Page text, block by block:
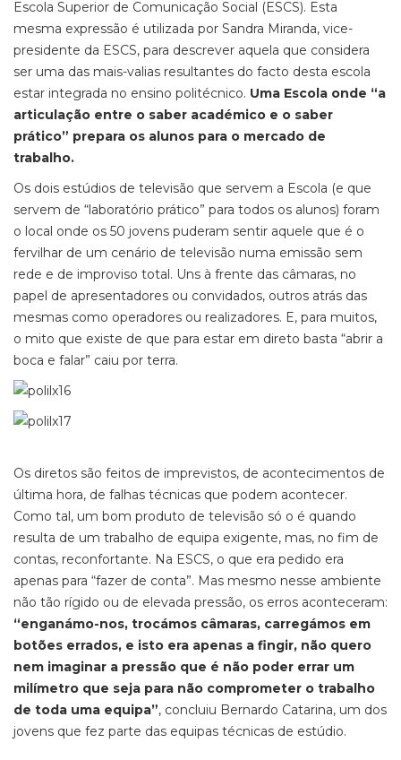
Escola Superior de Comunicação Social (ESCS). Esta
mesma expressão é utilizada por Sandra Miranda, vice-
presidente da ESCS, para descrever aquela que considera
ser uma das mais-valias resultantes do facto desta escola
estar integrada no ensino politécnico. Uma Escola onde “a
articulação entre o saber académico e o saber
prático” prepara os alunos para o mercado de
trabalho.
Os dois estúdios de televisão que servem a Escola (e que
servem de “laboratório prático” para todos os alunos) foram
o local onde os 50 jovens puderam sentir aquele que é o
fervilhar de um cenário de televisão numa emissão sem
rede e de improviso total. Uns à frente das câmaras, no
papel de apresentadores ou convidados, outros atrás das
mesmas como operadores ou realizadores. E, para muitos,
o mito que existe de que para estar em direto basta “abrir a
boca e falar” caiu por terra.
Os diretos são feitos de imprevistos, de acontecimentos de
última hora, de falhas técnicas que podem acontecer.
Como tal, um bom produto de televisão só o é quando
resulta de um trabalho de equipa exigente, mas, no fim de
contas, reconfortante. Na ESCS, o que era pedido era
apenas para “fazer de conta”. Mas mesmo nesse ambiente
não tão rígido ou de elevada pressão, os erros aconteceram:
“enganámo-nos, trocámos câmaras, carregámos em
botões errados, e isto era apenas a fingir, não quero
nem imaginar a pressão que é não poder errar um
milímetro que seja para não comprometer o trabalho
de toda uma equipa”, concluiu Bernardo Catarina, um dos
jovens que fez parte das equipas técnicas de estúdio.